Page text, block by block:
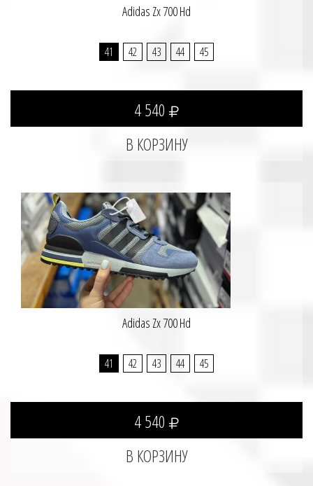
Adidas Zx 700 Hd
41 42 43 44 45
4 540
Adidas Zx 700 Hd
41 42 43 44 45
4 540